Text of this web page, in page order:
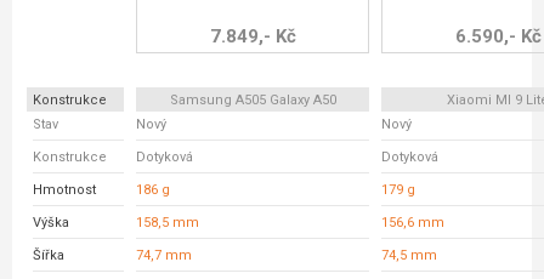
7.849,- Kč 6.590,- Kč
Konstrukce Samsung A505 Galaxy A50
Xiaomi MI 9
Stav
Nový Nový
Konstrukce Dotyková Dotyková
Hmotnost 186 g 179 g
Výška 158,5 mm 156,6 mm
Šířka 74,7 mm 74,5 mm